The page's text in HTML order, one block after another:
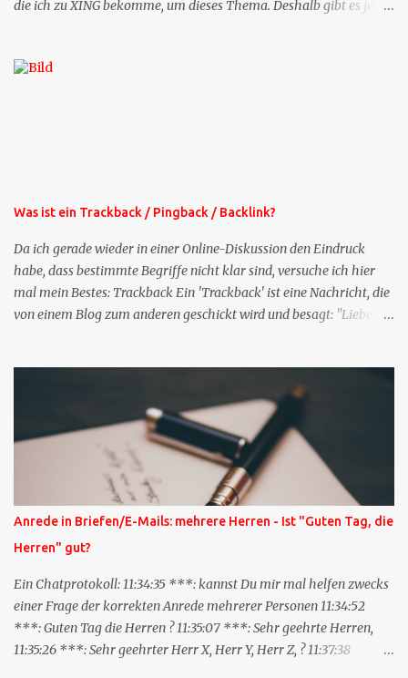
die ich zu XING bekomme, um dieses Thema. Deshalb gibt es jetzt
bekommen Sie kostenlos eine weitere Folge. Die Startsequenz ist 16
Was ist ein Trackback / Pingback / Backlink?
Da ich gerade wieder in einer Online-Diskussion den Eindruck
habe, dass bestimmte Begriffe nicht klar sind, versuche ich hier
mal mein Bestes: Trackback Ein 'Trackback' ist eine Nachricht, die
von einem Blog zum anderen geschickt wird und besagt: "Lieber
was ich zu deinem Inhalt zu sagen hatte." Diese
Nachrichtenfunktion wird 'angestoßen' in dem 'mein' Blog an die
'TrackbackURL' des Anderen einen 'Ping' schickt, d.h. ein paar
Parameter übergibt (URL meines Eintrags, Kurzzitat meines
Beitrags). Praktisch muss man nichts Anderes tun, als die
TrackbackURL beim Schreiben meines Beitrags in ein bestimmtes
Feld in meinem 'Blog-Redaktionssystem' einzufügen. Trackbacks
und TrackbackURLs sind heute recht selten. Das Trackback-
Verfahren wurde wei...
Anrede in Briefen/E-Mails: mehrere Herren - Ist "Guten Tag, die
Herren" gut?
Ein Chatprotokoll: 11:34:35 ***: kannst Du mir mal helfen zwecks
einer Frage der korrekten Anrede mehrerer Personen 11:34:52
***: Guten Tag die Herren ? 11:35:07 ***: Sehr geehrte Herren,
11:35:26 ***: Sehr geehrter Herr X, Herr Y, Herr Z, ? 11:37:38